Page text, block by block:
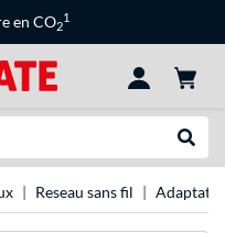
en CO2
1
Reseau sans fil